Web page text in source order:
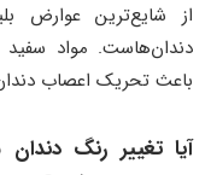
از شایع‌ترین عوارض
دندان‌هاست. مواد سفید
باعث تحریک اعصاب
آیا تغییر رنگ